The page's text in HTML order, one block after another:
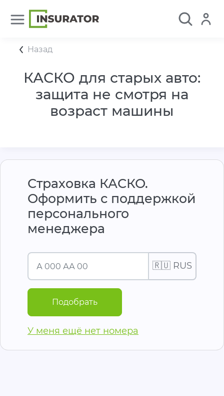
Назад
КАСКО для старых авто:
защита не смотря на
возраст машины
Страховка КАСКО.
Оформить с поддержкой
персонального
менеджера
🇷🇺 RUS
Подобрать
У меня ещё нет номера